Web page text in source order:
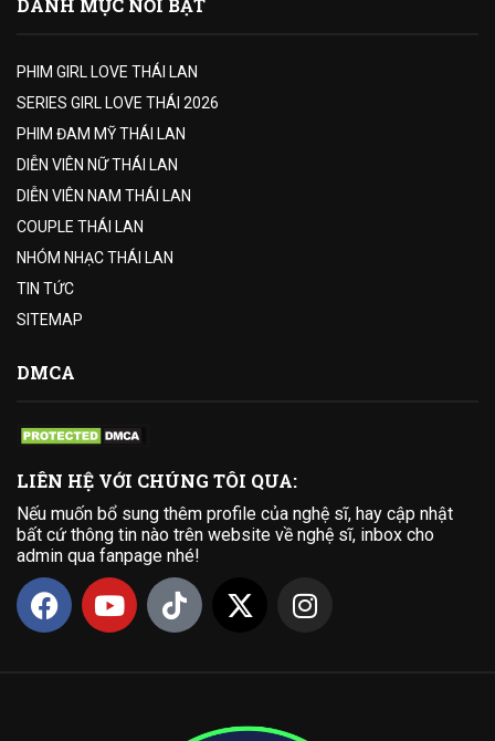
DANH MỤC NỔI BẬT
PHIM GIRL LOVE THÁI LAN
SERIES GIRL LOVE THÁI 2026
PHIM ĐAM MỸ THÁI LAN
DIỄN VIÊN NỮ THÁI LAN
DIỄN VIÊN NAM THÁI LAN
COUPLE THÁI LAN
NHÓM NHẠC THÁI LAN
TIN TỨC
SITEMAP
DMCA
LIÊN HỆ VỚI CHÚNG TÔI QUA:
Nếu muốn bổ sung thêm profile của nghệ sĩ, hay cập nhật
bất cứ thông tin nào trên website về nghệ sĩ, inbox cho
admin qua fanpage nhé!